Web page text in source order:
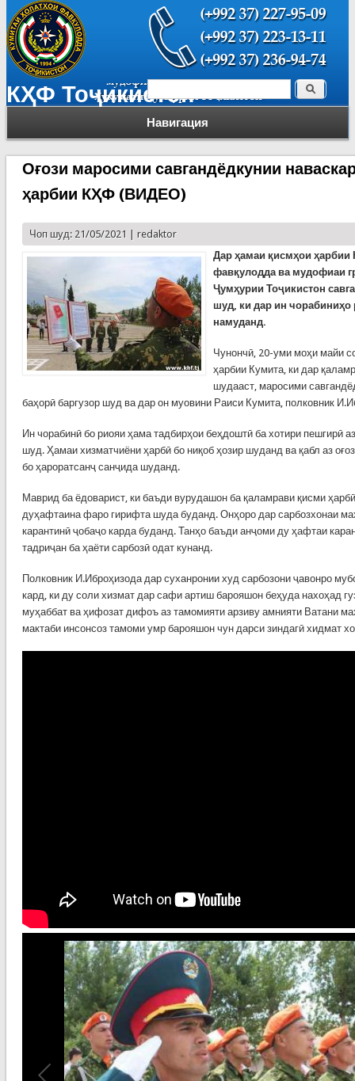
КҲФ Тоҷикистон
Навигация
Форма поиска Поиск
Оғози маросими савгандёдкунии
ҳарбии КҲФ (ВИДЕО)
Чоп шуд: 21/05/2021 | redaktor
Дар ҳамаи қисмҳои ҳарбии
фавқулодда ва мудофиаи
Ҷумҳурии Тоҷикистон
шуд, ки дар ин
намуданд.
Чунончӣ, 20-уми моҳи майи
ҳарбии Кумита, ки дар
шудааст, маросими
баҳорӣ баргузор шуд ва дар он муовини Раиси Кумита, полковник
Ин чорабинӣ бо риояи ҳама тадбирҳои беҳдоштӣ ба хотири пешгирӣ
шуд. Ҳамаи хизматчиёни ҳарбӣ бо ниқоб ҳозир шуданд ва қабл аз
бо ҳароратсанҷ санҷида шуданд.
Маврид ба ёдоварист, ки баъди вурудашон ба қаламрави қисми
дуҳафтаина фаро гирифта шуда буданд. Онҳоро дар сарбозхонаи
карантинӣ ҷобаҷо карда буданд. Танҳо баъди анҷоми ду ҳафтаи
тадриҷан ба ҳаёти сарбозӣ одат кунанд.
Полковник И.Иброҳизода дар суханронии худ сарбозони ҷавонро
кард, ки ду соли хизмат дар сафи артиш барояшон беҳуда нахоҳад
муҳаббат ва ҳифозат дифоъ аз тамомияти арзиву амнияти Ватани
мактаби инсонсоз тамоми умр барояшон чун дарси зиндагӣ хидмат